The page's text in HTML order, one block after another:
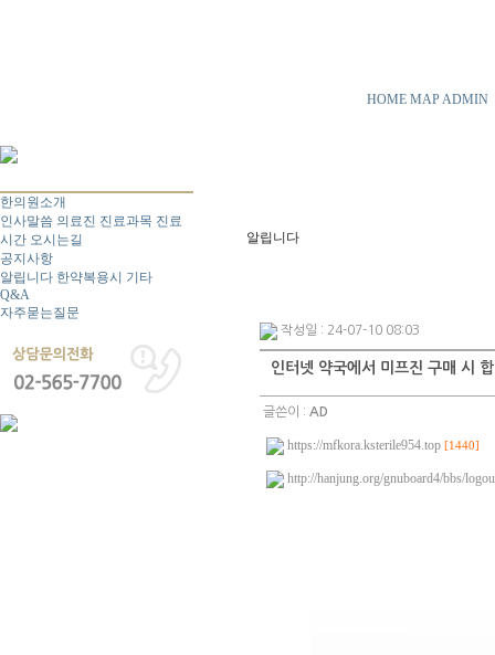
HOME MAPADMIN
한의원소개
인사말씀 의료진 진료과목 진료
시간 오시는길
공지사항
알립니다 한약복용시
기타
Q&A
자주묻는질문
알립니다
작성일 : 24-07-10 08:03
인터넷 약국에서 미프진 구매 시
글쓴이 : AD
https://mfkora.ksterile954.top [1440]
http://hanjung.org/gnuboard4/bbs/